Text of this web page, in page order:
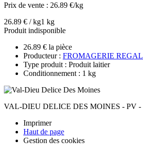
Prix de vente : 26.89 €/kg
26.89 € / kg1 kg
Produit indisponible
26.89 € la pièce
Producteur : FROMAGERIE REGAL
Type produit : Produit laitier
Conditionnement : 1 kg
VAL-DIEU DELICE DES MOINES - PV -
Imprimer
Haut de page
Gestion des cookies